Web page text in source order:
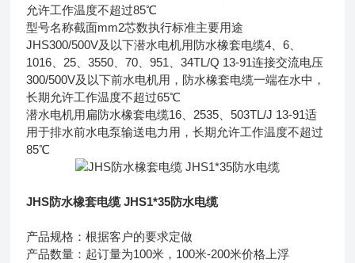
允许工作温度不超过85℃
型号名称截面mm2芯数执行标准主要用途
JHS300/500V及以下潜水电机用防水橡套电缆4、6、
1016、25、3550、70、951、34TL/Q 13-91连接交流电压
300/500V及以下前水电机用，防水橡套电缆一端在水中，
长期允许工作温度不超过65℃
潜水电机用扁防水橡套电缆16、2535、503TL/J 13-91适
用于排水前水电泵输送电力用，长期允许工作温度不超过
85℃
JHS防水橡套电缆 JHS1*35防水电缆
产品规格：根据客户的要求定做
产品数量：起订量为100米，100米-200米价格上浮